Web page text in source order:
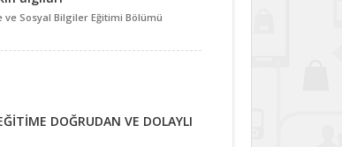
ve Sosyal Bilgiler Eğitimi Bölümü
DOĞRUDAN VE DOLAYLI